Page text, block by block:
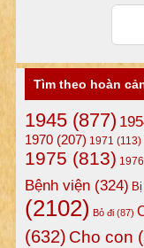
Tìm theo hoàn
1945(877)
1970(207) 1971 (113)
1975 (813) 1976
Bệnh viện(324)
(2102) Bỏ đi(87)
(632) Cho con